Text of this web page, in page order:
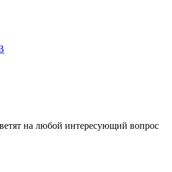
на любой интересующий вопрос